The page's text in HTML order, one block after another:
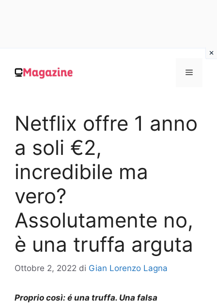
contenuto
MENU
Netflix offre 1 anno
a soli €2,
incredibile ma
vero?
Assolutamente no,
è una truffa arguta
Ottobre 2, 2022 di Gian Lorenzo Lagna
Proprio così: é una truffa. Una falsa